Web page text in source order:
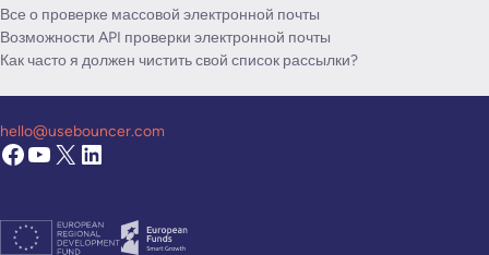
Все о проверке массовой электронной почты
Возможности API проверки электронной почты
Как часто я должен чистить свой список рассылки?
hello@usebouncer.com